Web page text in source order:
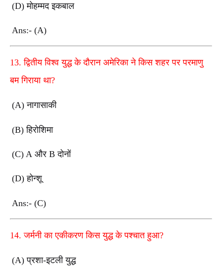
(D) मोहम्मद इकबाल
Ans:- (A)
13. द्वितीय विश्व युद्ध के दौरान अमेरिका ने किस शहर पर परमाणु
बम गिराया था?
(A) नागासाकी
(B) हिरोशिमा
(C) A और B दोनों
(D) होन्शू
Ans:- (C)
14. जर्मनी का एकीकरण किस युद्ध के पश्चात हुआ?
(A) प्रशा-इटली युद्ध